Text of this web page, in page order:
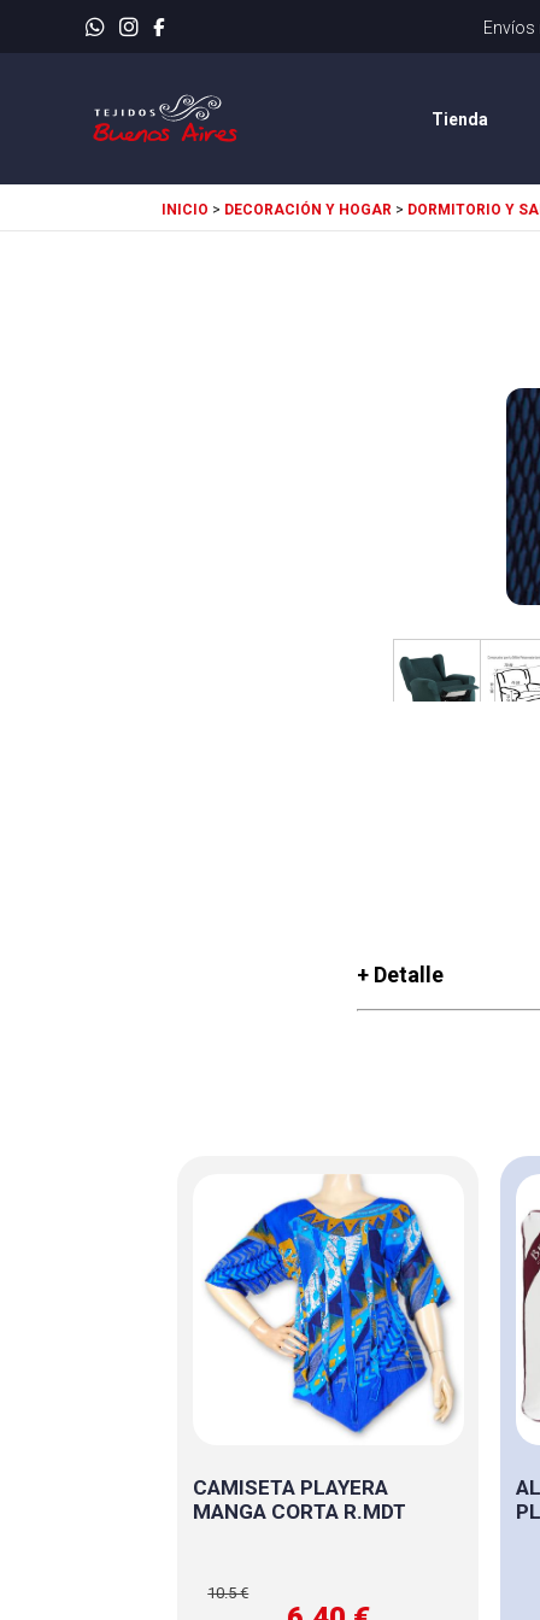
Tienda
INICIO > DECORACIÓN Y HOGAR > DORMITORIO Y
+ Detalle
CAMISETA PLAYERA
MANGA CORTA R.MDT
10.5 €